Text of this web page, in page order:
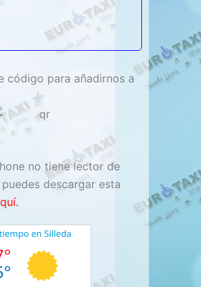
código para añadirnos a
no tiene lector de
descargar esta